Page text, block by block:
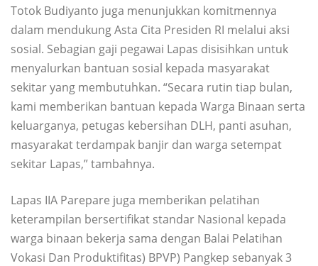
Totok Budiyanto juga menunjukkan komitmennya
dalam mendukung Asta Cita Presiden RI melalui aksi
sosial. Sebagian gaji pegawai Lapas disisihkan untuk
menyalurkan bantuan sosial kepada masyarakat
sekitar yang membutuhkan. “Secara rutin tiap bulan,
kami memberikan bantuan kepada Warga Binaan serta
keluarganya, petugas kebersihan DLH, panti asuhan,
masyarakat terdampak banjir dan warga setempat
sekitar Lapas,” tambahnya.
Lapas IIA Parepare juga memberikan pelatihan
keterampilan bersertifikat standar Nasional kepada
warga binaan bekerja sama dengan Balai Pelatihan
Vokasi Dan Produktifitas) BPVP) Pangkep sebanyak 3